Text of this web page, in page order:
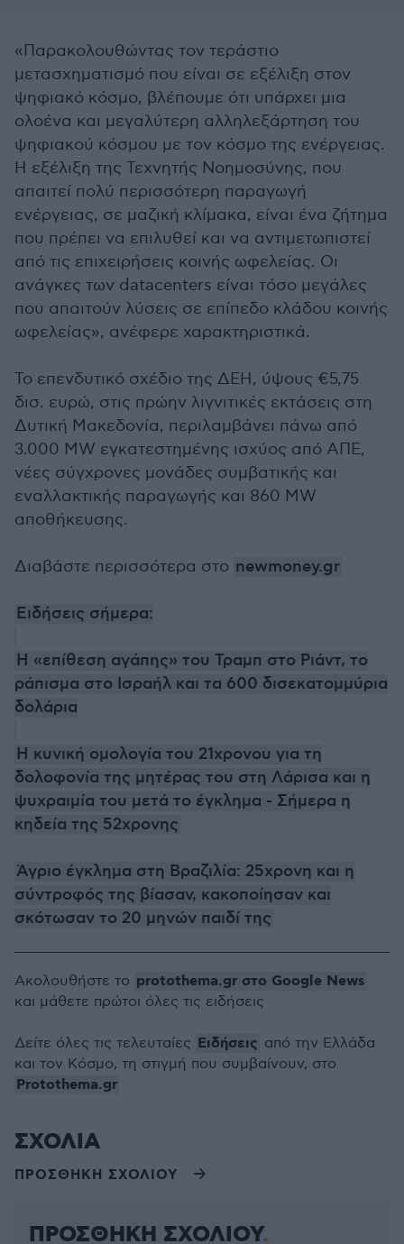
«Παρακολουθώντας τον τεράστιο
μετασχηματισμό που είναι σε εξέλιξη στον
ψηφιακό κόσμο, βλέπουμε ότι υπάρχει μια
ολοένα και μεγαλύτερη αλληλεξάρτηση του
ψηφιακού κόσμου με τον κόσμο της ενέργειας.
Η εξέλιξη της Τεχνητής Νοημοσύνης, που
απαιτεί πολύ περισσότερη παραγωγή
ενέργειας, σε μαζική κλίμακα, είναι ένα ζήτημα
που πρέπει να επιλυθεί και να αντιμετωπιστεί
από τις επιχειρήσεις κοινής ωφελείας. Οι
ανάγκες των datacenters είναι τόσο μεγάλες
που απαιτούν λύσεις σε επίπεδο κλάδου κοινής
ωφελείας», ανέφερε χαρακτηριστικά.
Το επενδυτικό σχέδιο της ΔΕΗ, ύψους €5,75
δισ. ευρώ, στις πρώην λιγνιτικές εκτάσεις στη
Δυτική Μακεδονία, περιλαμβάνει πάνω από
3.000 MW εγκατεστημένης ισχύος από ΑΠΕ,
νέες σύγχρονες μονάδες συμβατικής και
εναλλακτικής παραγωγής και 860 MW
αποθήκευσης.
Διαβάστε περισσότερα στο newmoney.gr
Ειδήσεις σήμερα:
Η «επίθεση αγάπης» του Τραμπ στο Ριάντ, το
ράπισμα στο Ισραήλ και τα 600 δισεκατομμύρια
δολάρια
Η κυνική ομολογία του 21χρονου για τη
δολοφονία της μητέρας του στη Λάρισα και η
ψυχραιμία του μετά το έγκλημα - Σήμερα η
κηδεία της 52χρονης
Άγριο έγκλημα στη Βραζιλία: 25χρονη και η
σύντροφός της βίασαν, κακοποίησαν και
σκότωσαν το 20 μηνών παιδί της
Ακολουθήστε το protothema.gr στο Google News
και μάθετε πρώτοι όλες τις ειδήσεις
Δείτε όλες τις τελευταίες Ειδήσεις από την Ελλάδα
και τον Κόσμο, τη στιγμή που συμβαίνουν, στο
Protothema.gr
ΣΧΟΛΙΑ
ΠΡΟΣΘΗΚΗ ΣΧΟΛΙΟΥ
ΠΡΟΣΘΗΚΗ ΣΧΟΛΙΟΥ